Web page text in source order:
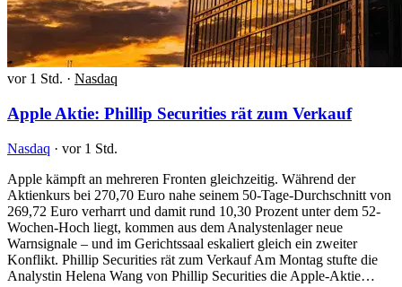
vor 1 Std. · Nasdaq
Apple Aktie: Phillip Securities rät zum Verkauf
Nasdaq · vor 1 Std.
Apple kämpft an mehreren Fronten gleichzeitig. Während der
Aktienkurs bei 270,70 Euro nahe seinem 50-Tage-Durchschnitt von
269,72 Euro verharrt und damit rund 10,30 Prozent unter dem 52-
Wochen-Hoch liegt, kommen aus dem Analystenlager neue
Warnsignale – und im Gerichtssaal eskaliert gleich ein zweiter
Konflikt. Phillip Securities rät zum Verkauf Am Montag stufte die
Analystin Helena Wang von Phillip Securities die Apple-Aktie…